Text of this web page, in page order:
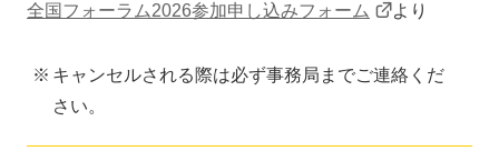
全国フォーラム2026参加申し込みフォーム より
キャンセルされる際は必ず事務局までご連絡くだ
さい。